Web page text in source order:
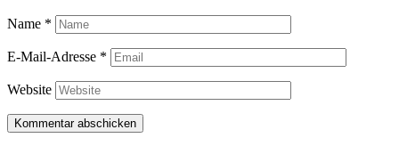
Name *
E-Mail-Adresse *
Website